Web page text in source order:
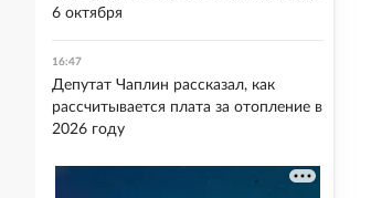
6 октября
16:47
Депутат Чаплин рассказал, как
рассчитывается плата за отопление в
2026 году